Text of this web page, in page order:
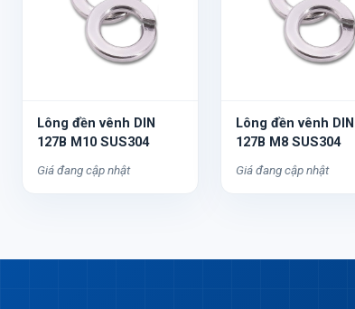
Lông đền vênh DIN
127B M10 SUS304
Giá đang cập nhật
Lông đền vênh DIN
127B M8 SUS304
Giá đang cập nhật